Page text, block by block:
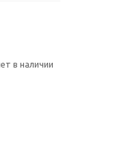
Нет в наличии